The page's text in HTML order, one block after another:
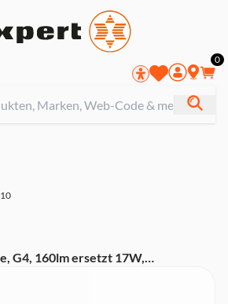
0
G4, 160lm ersetzt 17W,